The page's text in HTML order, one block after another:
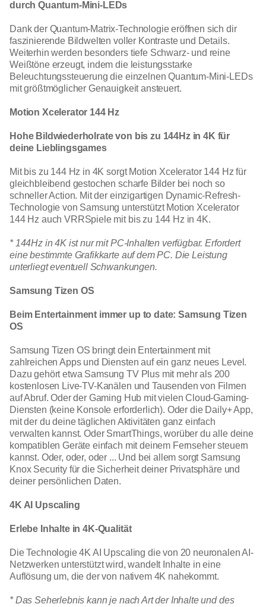
durch Quantum-Mini-LEDs
Dank der Quantum-Matrix-Technologie eröffnen sich dir
faszinierende Bildwelten voller Kontraste und Details.
Weiterhin werden besonders tiefe Schwarz- und reine
Weißtöne erzeugt, indem die leistungsstarke
Beleuchtungssteuerung die einzelnen Quantum-Mini-LEDs
mit größtmöglicher Genauigkeit ansteuert.
Motion Xcelerator 144 Hz
Hohe Bildwiederholrate von bis zu 144Hz in 4K für
deine Lieblingsgames
Mit bis zu 144 Hz in 4K sorgt Motion Xcelerator 144 Hz für
gleichbleibend gestochen scharfe Bilder bei noch so
schneller Action. Mit der einzigartigen Dynamic-Refresh-
Technologie von Samsung unterstützt Motion Xcelerator
144 Hz auch VRRSpiele mit bis zu 144 Hz in 4K.
* 144Hz in 4K ist nur mit PC-Inhalten verfügbar. Erfordert
eine bestimmte Grafikkarte auf dem PC. Die Leistung
unterliegt eventuell Schwankungen.
Samsung Tizen OS
Beim Entertainment immer up to date: Samsung Tizen
OS
Samsung Tizen OS bringt dein Entertainment mit
zahlreichen Apps und Diensten auf ein ganz neues Level.
Dazu gehört etwa Samsung TV Plus mit mehr als 200
kostenlosen Live-TV-Kanälen und Tausenden von Filmen
auf Abruf. Oder der Gaming Hub mit vielen Cloud-Gaming-
Diensten (keine Konsole erforderlich). Oder die Daily+ App,
mit der du deine täglichen Aktivitäten ganz einfach
verwalten kannst. Oder SmartThings, worüber du alle deine
kompatiblen Geräte einfach mit deinem Fernseher steuern
kannst. Oder, oder, oder ... Und bei allem sorgt Samsung
Knox Security für die Sicherheit deiner Privatsphäre und
deiner persönlichen Daten.
4K AI Upscaling
Erlebe Inhalte in 4K-Qualität
Die Technologie 4K AI Upscaling die von 20 neuronalen AI-
Netzwerken unterstützt wird, wandelt Inhalte in eine
Auflösung um, die der von nativem 4K nahekommt.
* Das Seherlebnis kann je nach Art der Inhalte und des